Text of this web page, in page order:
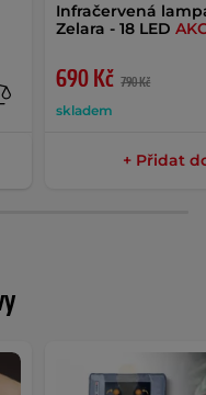
Infračervená
Zelara - 18 LED
690 Kč 790 Kč
skladem
+ Přidat